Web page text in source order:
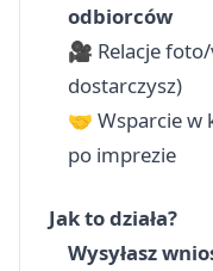
odbiorców
🎥 Relacje
dostarczysz)
🤝 Wsparcie w
po imprezie
Jak to działa?
Wysyłasz